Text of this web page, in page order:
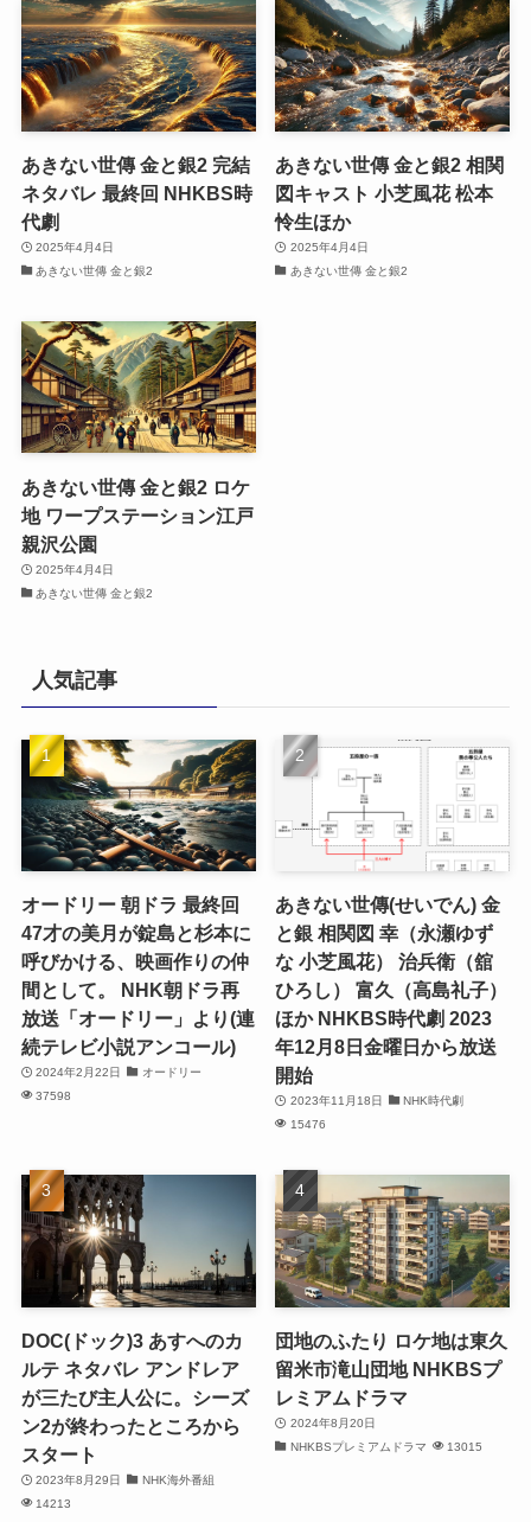
あきない世傳 金と銀2 完結
ネタバレ 最終回 NHKBS時
代劇
2025年4月4日
あきない世傳 金と銀2
あきない世傳 金と銀2 相関
図キャスト 小芝風花 松本
怜生ほか
2025年4月4日
あきない世傳 金と銀2
あきない世傳 金と銀2 ロケ
地 ワープステーション江戸
親沢公園
2025年4月4日
あきない世傳 金と銀2
人気記事
オードリー 朝ドラ 最終回
47才の美月が錠島と杉本に
呼びかける、映画作りの仲
間として。 NHK朝ドラ再
放送「オードリー」より(連
続テレビ小説アンコール)
2024年2月22日
オードリー
37598
あきない世傳(せいでん) 金
と銀 相関図 幸（永瀬ゆず
な 小芝風花） 治兵衛（舘
ひろし） 富久（高島礼子）
ほか NHKBS時代劇 2023
年12月8日金曜日から放送
開始
2023年11月18日
NHK時代劇
15476
DOC(ドック)3 あすへのカ
ルテ ネタバレ アンドレア
が三たび主人公に。シーズ
ン2が終わったところから
スタート
2023年8月29日
NHK海外番組
14213
団地のふたり ロケ地は東久
留米市滝山団地 NHKBSプ
レミアムドラマ
2024年8月20日
NHKBSプレミアムドラマ
13015